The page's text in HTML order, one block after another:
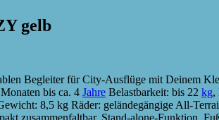
gelb
Begleiter für City-Ausflüge mit Deinem
bis ca. 4 Jahre Belastbarkeit: bis 22 kg,
8,5 kg Räder: geländegängige All-
zusammenfaltbar, Stand-alone-Funktion,